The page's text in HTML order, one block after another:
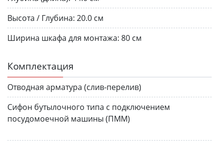
Высота / Глубина: 20.0 см
Ширина шкафа для монтажа: 80 см
Комплектация
Отводная арматура (слив-перелив)
Сифон бутылочного типа с подключением
посудомоечной машины (ПММ)